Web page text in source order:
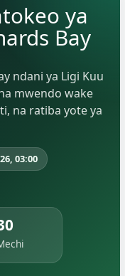
ya
Bay
ndani ya Ligi Kuu
mwendo wake
na ratiba yote ya
03:00